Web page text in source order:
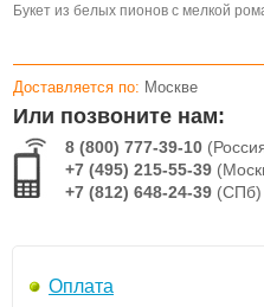
Букет из белых пионов с мелкой
Доставляется по: Москве
Или позвоните нам:
8 (800) 777-39-10
+7 (495) 215-55-39
+7 (812) 648-24-39 (СПб)
Оплата